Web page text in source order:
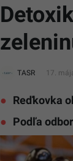
TASR 17.
Reďkovka
Podľa